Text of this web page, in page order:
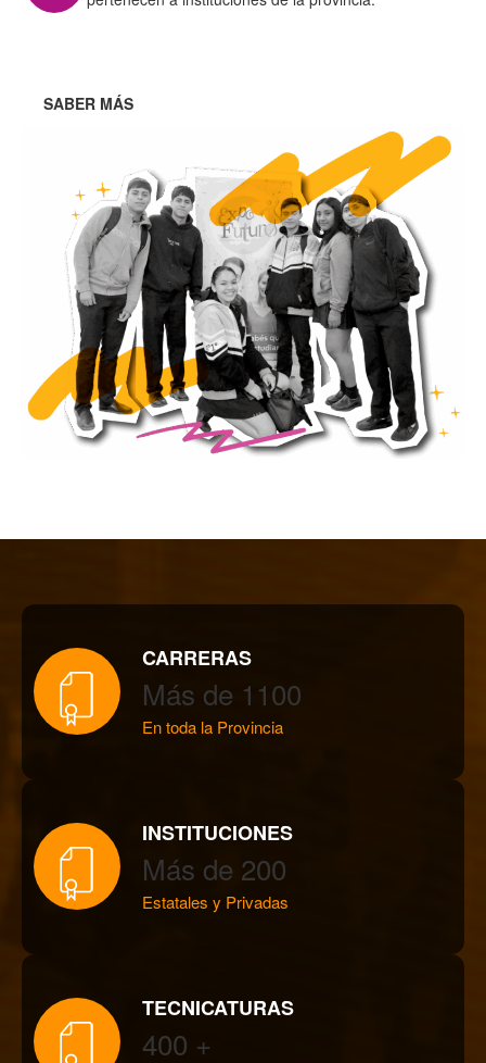
SABER MÁS
CARRERAS
Más de 1100
En toda la Provincia
INSTITUCIONES
Más de 200
Estatales y Privadas
TECNICATURAS
400 +